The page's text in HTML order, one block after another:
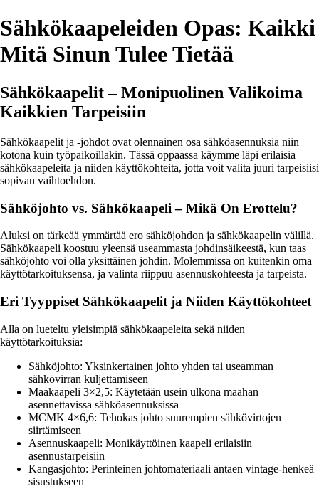
Sähkökaapeleiden Opas: Kaikki
Mitä Sinun Tulee Tietää
Sähkökaapelit – Monipuolinen Valikoima
Kaikkien Tarpeisiin
Sähkökaapelit ja -johdot ovat olennainen osa sähköasennuksia niin
kotona kuin työpaikoillakin. Tässä oppaassa käymme läpi erilaisia
sähkökaapeleita ja niiden käyttökohteita, jotta voit valita juuri tarpeisiisi
sopivan vaihtoehdon.
Sähköjohto vs. Sähkökaapeli – Mikä On Erottelu?
Aluksi on tärkeää ymmärtää ero sähköjohdon ja sähkökaapelin välillä.
Sähkökaapeli koostuu yleensä useammasta johdinsäikeestä, kun taas
sähköjohto voi olla yksittäinen johdin. Molemmissa on kuitenkin oma
käyttötarkoituksensa, ja valinta riippuu asennuskohteesta ja tarpeista.
Eri Tyyppiset Sähkökaapelit ja Niiden Käyttökohteet
Alla on lueteltu yleisimpiä sähkökaapeleita sekä niiden
käyttötarkoituksia:
Sähköjohto: Yksinkertainen johto yhden tai useamman
sähkövirran kuljettamiseen
Maakaapeli 3×2,5: Käytetään usein ulkona maahan
asennettavissa sähköasennuksissa
MCMK 4×6,6: Tehokas johto suurempien sähkövirtojen
siirtämiseen
Asennuskaapeli: Monikäyttöinen kaapeli erilaisiin
asennustarpeisiin
Kangasjohto: Perinteinen johtomateriaali antaen vintage-henkeä
sisustukseen